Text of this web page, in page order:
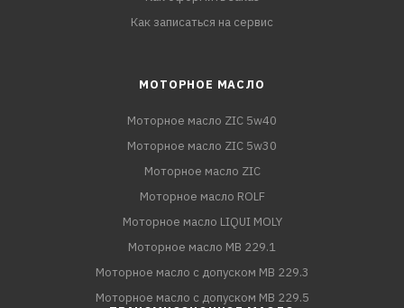
Как записаться на сервис
МОТОРНОЕ МАСЛО
Моторное масло ZIC 5w40
Моторное масло ZIC 5w30
Моторное масло ZIC
Моторное масло ROLF
Моторное масло LIQUI MOLY
Моторное масло MB 229.1
Моторное масло с допуском MB 229.3
Моторное масло с допуском MB 229.5